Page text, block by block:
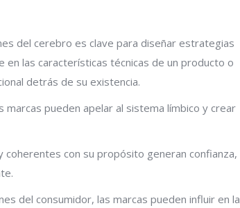
del cerebro es clave para diseñar estrategias
en las características técnicas de un producto o
detrás de su existencia.
marcas pueden apelar al sistema límbico y crear
coherentes con su propósito generan confianza,
del consumidor, las marcas pueden influir en la